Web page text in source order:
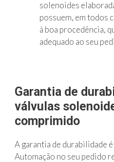
solenoides
possuem, em todos
à boa procedência,
adequado ao seu
Garantia de
válvulas
comprimido
A garantia de durabilidade
Automação no seu pedido